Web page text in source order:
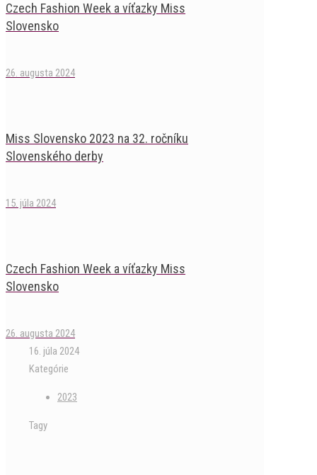
Czech Fashion Week a víťazky Miss
Slovensko
26. augusta 2024
Miss Slovensko 2023 na 32. ročníku
Slovenského derby
15. júla 2024
Czech Fashion Week a víťazky Miss
Slovensko
26. augusta 2024
16. júla 2024
Kategórie
2023
Tagy